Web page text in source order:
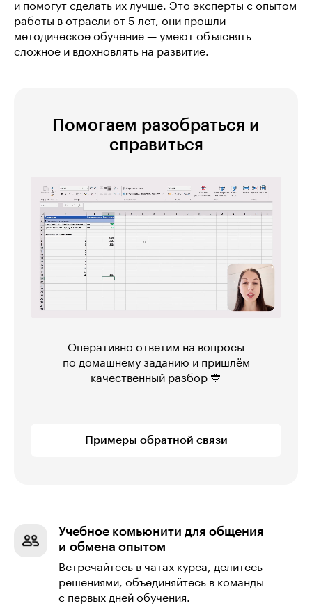
и помогут сделать их лучше. Это эксперты с опытом
работы в отрасли от 5 лет, они прошли
методическое обучение — умеют объяснять
сложное и вдохновлять на развитие.
Помогаем разобраться и
справиться
Оперативно ответим на вопросы
по домашнему заданию и пришлём
качественный разбор 💙
Примеры обратной связи
Учебное комьюнити для общения
и обмена опытом
Встречайтесь в чатах курса, делитесь
решениями, объединяйтесь в команды
с первых дней обучения.